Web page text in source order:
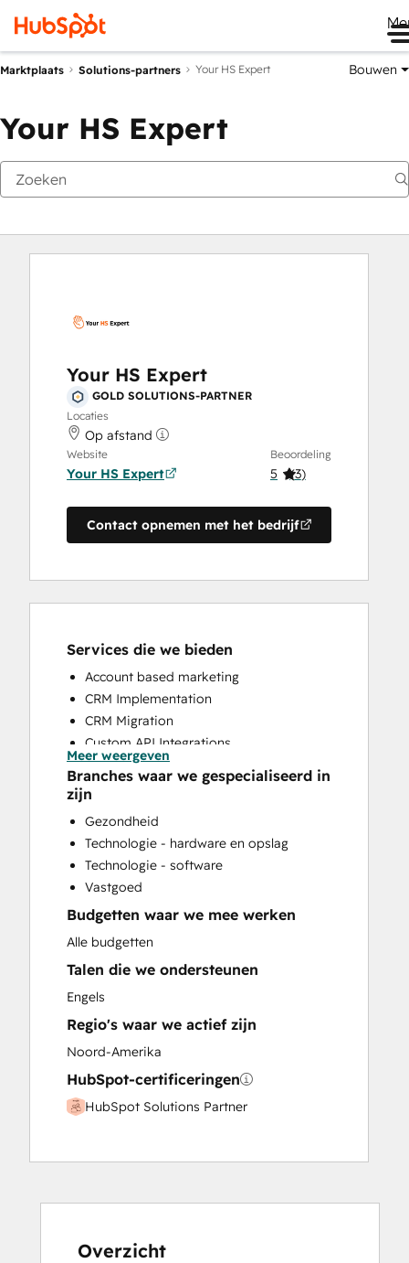
Marktplaats Solutions-partners Your HS Expert Bouwen
Your HS Expert
Your HS Expert
GOLD SOLUTIONS-PARTNER
Locaties
Op afstand
Website
Your HS Expert
Beoordeling
5 (3)
Contact opnemen met het bedrijf
Services die we bieden
Account based marketing
CRM Implementation
CRM Migration
Custom API Integrations
Customer Marketing
Customer Success Training
Customer Survey and Analysis
Full Inbound Marketing Services
Help Desk Implementation
HubSpot Onboarding
Knowledge Base Development
Paid Advertising
Programmable Automation
Sales Coaching and Training
Sales Enablement
Search Engine Optimization
Website Design
Website Development
Website Migration
Meer weergeven
Branches waar we gespecialiseerd in
zijn
Gezondheid
Technologie - hardware en opslag
Technologie - software
Vastgoed
Budgetten waar we mee werken
Alle budgetten
Talen die we ondersteunen
Engels
Regio's waar we actief zijn
Noord-Amerika
HubSpot-certificeringen
HubSpot Solutions Partner
Overzicht